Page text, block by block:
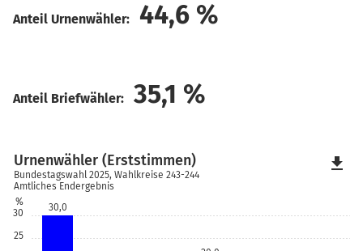
Anteil Urnenwähler: 44,6 %
Anteil Briefwähler: 35,1 %
25
30
%
30,0
Urnenwähler (Erststimmen)
Bundestagswahl 2025, Wahlkreise 243-244
Amtliches Endergebnis
file_download